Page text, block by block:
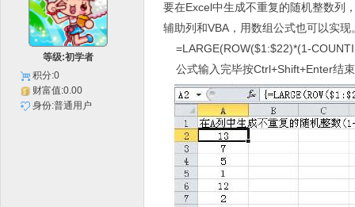
等级:初学者
积分:0
财富值:0.00
身份:普通用户
要在Excel中生成不重复的随机整数列
辅助列和VBA，用数组公式也可以实
=LARGE(ROW($1:$22)*(1-
公式输入完毕按Ctrl+Shift+Enter结